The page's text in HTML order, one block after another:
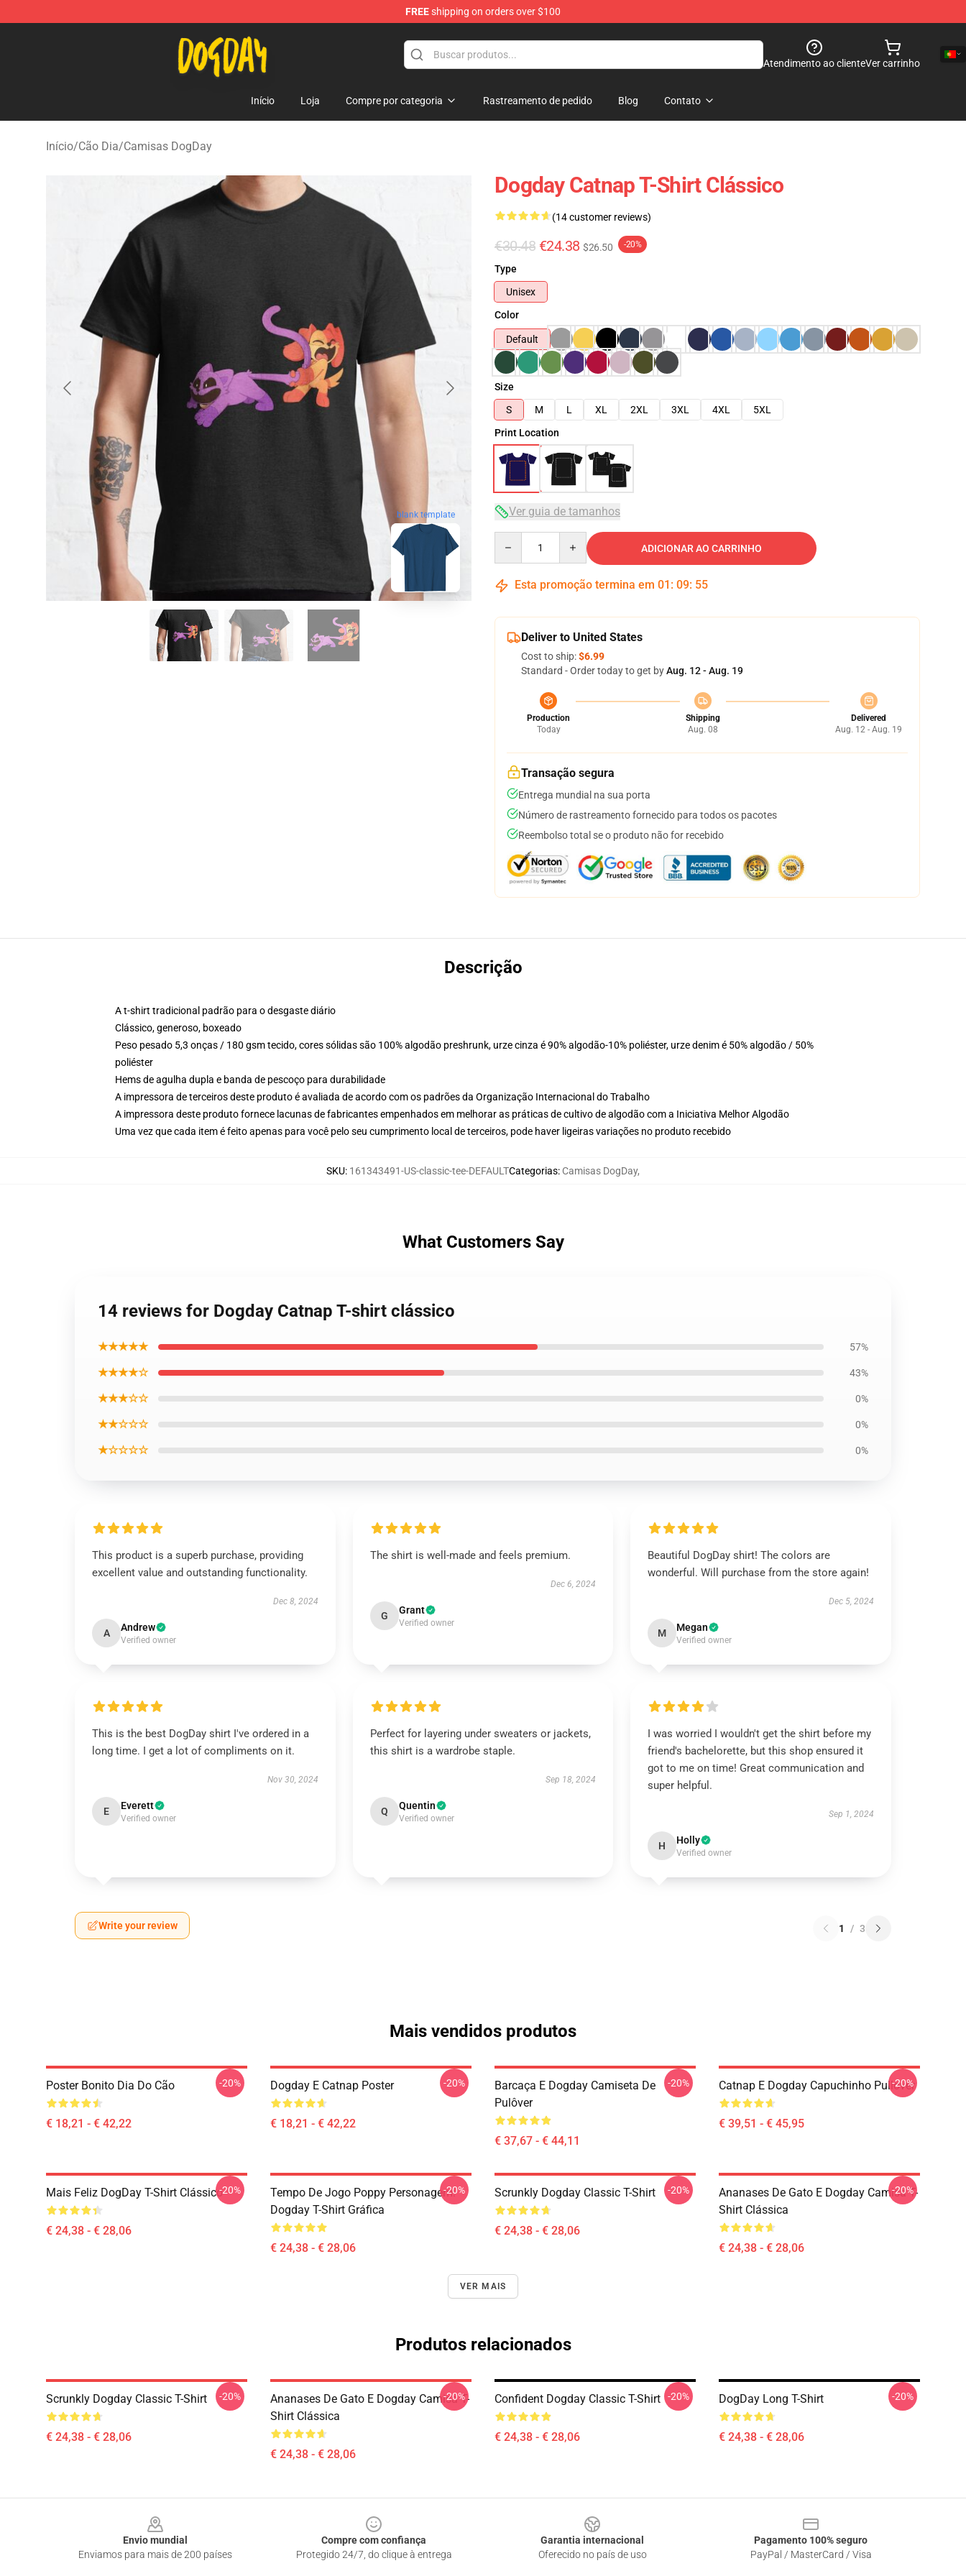
FREEshipping on orders over $100
DogDay Store - Official DogDay Merchandise Shop
Atendimento ao clienteVer carrinho
Início Loja Compre por categoria Rastreamento de pedido Blog Contato
Início/Cão Dia/Camisas DogDay
blank template
Dogday Catnap T-Shirt Clássico
(14 customer reviews)
€30.48 €24.38 $26.50 -20%
Type
Unisex
Color
Default
Size
S
M L XL 2XL 3XL 4XL
5XL
Print Location
Ver guia de tamanhos
ADICIONAR AO CARRINHO
Esta promoção termina em 01 : 09: 54
Deliver to United States
Cost to ship:$6.99
Standard - Order today to get byAug. 12 - Aug. 19
Production
Today
Shipping
Aug. 08
Delivered
Aug. 12 - Aug. 19
Transação segura
Entrega mundial na sua porta
Número de rastreamento fornecido para todos os pacotes
Reembolso total se o produto não for recebido
Descrição
A t-shirt tradicional padrão para o desgaste diário
Clássico, generoso, boxeado
Peso pesado 5,3 onças / 180 gsm tecido, cores sólidas são 100% algodão preshrunk, urze cinza é 90% algodão-10% poliéster, urze denim é 50% algodão / 50%
poliéster
Hems de agulha dupla e banda de pescoço para durabilidade
A impressora de terceiros deste produto é avaliada de acordo com os padrões da Organização Internacional do Trabalho
A impressora deste produto fornece lacunas de fabricantes empenhados em melhorar as práticas de cultivo de algodão com a Iniciativa Melhor Algodão
Uma vez que cada item é feito apenas para você pelo seu cumprimento local de terceiros, pode haver ligeiras variações no produto recebido
SKU: 161343491-US-classic-tee-DEFAULTCategorias: Camisas DogDay,
What Customers Say
14 reviews for Dogday Catnap T-shirt clássico
★★★★★ 57%
★★★★☆ 43%
★★★☆☆ 0%
★★☆☆☆ 0%
★☆☆☆☆ 0%
This product is a superb purchase, providing
excellent value and outstanding functionality.
Dec 8, 2024
A Andrew
Verified owner
The shirt is well-made and feels premium.
Dec 6, 2024
G Grant
Verified owner
Beautiful DogDay shirt! The colors are
wonderful. Will purchase from the store again!
Dec 5, 2024
M Megan
Verified owner
This is the best DogDay shirt I've ordered in a
long time. I get a lot of compliments on it.
Nov 30, 2024
E Everett
Verified owner
Perfect for layering under sweaters or jackets,
this shirt is a wardrobe staple.
Sep 18, 2024
Q Quentin
Verified owner
I was worried I wouldn't get the shirt before my
friend's bachelorette, but this shop ensured it
got to me on time! Great communication and
super helpful.
Sep 1, 2024
H Holly
Verified owner
Write your review 1 / 3
Mais vendidos produtos
Poster Bonito Dia Do Cão
€ 18,21 - € 42,22
-20% Dogday E Catnap Poster
€ 18,21 - € 42,22
-20%
Barcaça E Dogday Camiseta De
Pulôver
€ 37,67 - € 44,11
-20% Catnap E Dogday Capuchinho Pullover
€ 39,51 - € 45,95
-20%
Mais Feliz DogDay T-Shirt Clássico
€ 24,38 - € 28,06
-20%
Tempo De Jogo Poppy Personagem:
Dogday T-Shirt Gráfica
€ 24,38 - € 28,06
-20% Scrunkly Dogday Classic T-Shirt
€ 24,38 - € 28,06
-20%
Ananases De Gato E Dogday Camisa T-
Shirt Clássica
€ 24,38 - € 28,06
-20%
VER MAIS
Produtos relacionados
Scrunkly Dogday Classic T-Shirt
€ 24,38 - € 28,06
-20%
Ananases De Gato E Dogday Camisa T-
Shirt Clássica
€ 24,38 - € 28,06
-20% Confident Dogday Classic T-Shirt
€ 24,38 - € 28,06
-20% DogDay Long T-Shirt
€ 24,38 - € 28,06
-20%
Envio mundial
Enviamos para mais de 200 países
Compre com confiança
Protegido 24/7, do clique à entrega
Garantia internacional
Oferecido no país de uso
Pagamento 100% seguro
PayPal / MasterCard / Visa